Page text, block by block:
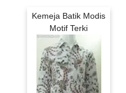
Kemeja Batik Modis
Motif Terki